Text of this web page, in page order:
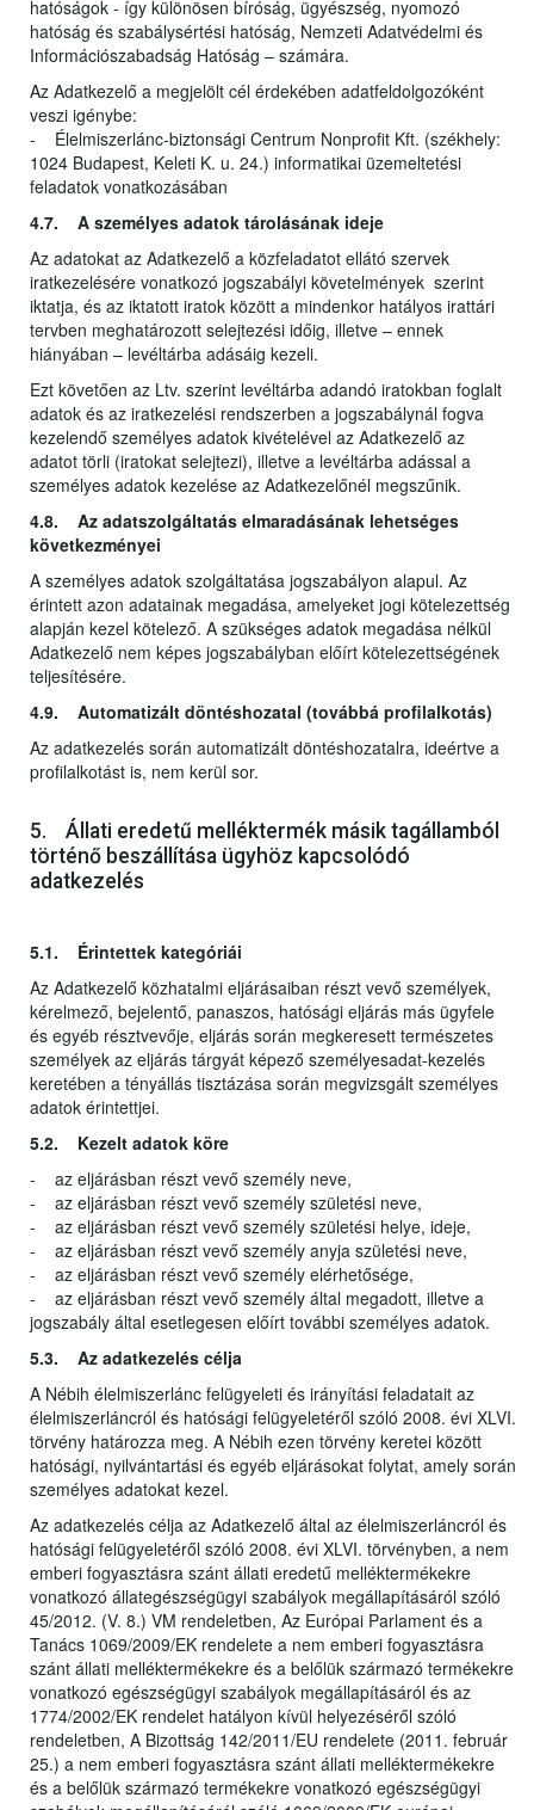
hatóságok - így különösen bíróság, ügyészség, nyomozó
hatóság és szabálysértési hatóság, Nemzeti Adatvédelmi és
Információszabadság Hatóság – számára.
Az Adatkezelő a megjelölt cél érdekében adatfeldolgozóként
veszi igénybe:
- Élelmiszerlánc-biztonsági Centrum Nonprofit Kft. (székhely:
1024 Budapest, Keleti K. u. 24.) informatikai üzemeltetési
feladatok vonatkozásában
4.7. A személyes adatok tárolásának ideje
Az adatokat az Adatkezelő a közfeladatot ellátó szervek
iratkezelésére vonatkozó jogszabályi követelmények szerint
iktatja, és az iktatott iratok között a mindenkor hatályos irattári
tervben meghatározott selejtezési időig, illetve – ennek
hiányában – levéltárba adásáig kezeli.
Ezt követően az Ltv. szerint levéltárba adandó iratokban foglalt
adatok és az iratkezelési rendszerben a jogszabálynál fogva
kezelendő személyes adatok kivételével az Adatkezelő az
adatot törli (iratokat selejtezi), illetve a levéltárba adással a
személyes adatok kezelése az Adatkezelőnél megszűnik.
4.8. Az adatszolgáltatás elmaradásának lehetséges
következményei
A személyes adatok szolgáltatása jogszabályon alapul. Az
érintett azon adatainak megadása, amelyeket jogi kötelezettség
alapján kezel kötelező. A szükséges adatok megadása nélkül
Adatkezelő nem képes jogszabályban előírt kötelezettségének
teljesítésére.
4.9. Automatizált döntéshozatal (továbbá profilalkotás)
Az adatkezelés során automatizált döntéshozatalra, ideértve a
profilalkotást is, nem kerül sor.
5. Állati eredetű melléktermék másik tagállamból
történő beszállítása ügyhöz kapcsolódó
adatkezelés
5.1. Érintettek kategóriái
Az Adatkezelő közhatalmi eljárásaiban részt vevő személyek,
kérelmező, bejelentő, panaszos, hatósági eljárás más ügyfele
és egyéb résztvevője, eljárás során megkeresett természetes
személyek az eljárás tárgyát képező személyesadat-kezelés
keretében a tényállás tisztázása során megvizsgált személyes
adatok érintettjei.
5.2. Kezelt adatok köre
- az eljárásban részt vevő személy neve,
- az eljárásban részt vevő személy születési neve,
- az eljárásban részt vevő személy születési helye, ideje,
- az eljárásban részt vevő személy anyja születési neve,
- az eljárásban részt vevő személy elérhetősége,
- az eljárásban részt vevő személy által megadott, illetve a
jogszabály által esetlegesen előírt további személyes adatok.
5.3. Az adatkezelés célja
A Nébih élelmiszerlánc felügyeleti és irányítási feladatait az
élelmiszerláncról és hatósági felügyeletéről szóló 2008. évi XLVI.
törvény határozza meg. A Nébih ezen törvény keretei között
hatósági, nyilvántartási és egyéb eljárásokat folytat, amely során
személyes adatokat kezel.
Az adatkezelés célja az Adatkezelő által az élelmiszerláncról és
hatósági felügyeletéről szóló 2008. évi XLVI. törvényben, a nem
emberi fogyasztásra szánt állati eredetű melléktermékekre
vonatkozó állategészségügyi szabályok megállapításáról szóló
45/2012. (V. 8.) VM rendeletben, Az Európai Parlament és a
Tanács 1069/2009/EK rendelete a nem emberi fogyasztásra
szánt állati melléktermékekre és a belőlük származó termékekre
vonatkozó egészségügyi szabályok megállapításáról és az
1774/2002/EK rendelet hatályon kívül helyezéséről szóló
rendeletben, A Bizottság 142/2011/EU rendelete (2011. február
25.) a nem emberi fogyasztásra szánt állati melléktermékekre
és a belőlük származó termékekre vonatkozó egészségügyi